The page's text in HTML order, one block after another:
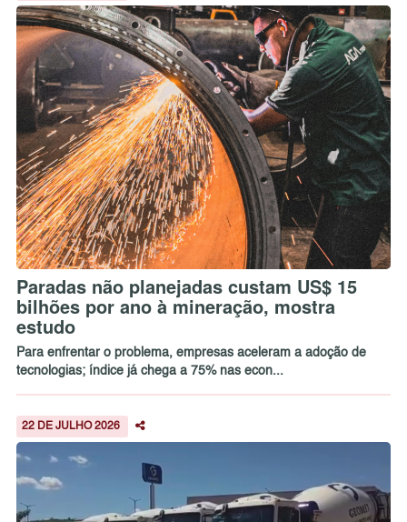
Paradas não planejadas custam US$ 15
bilhões por ano à mineração, mostra
estudo
Para enfrentar o problema, empresas aceleram a adoção de
tecnologias; índice já chega a 75% nas econ...
22 DE JULHO 2026